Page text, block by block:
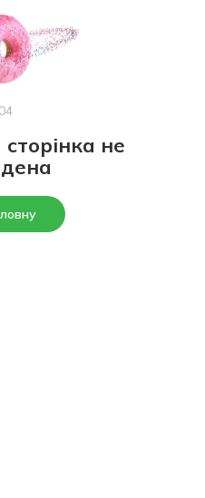
не